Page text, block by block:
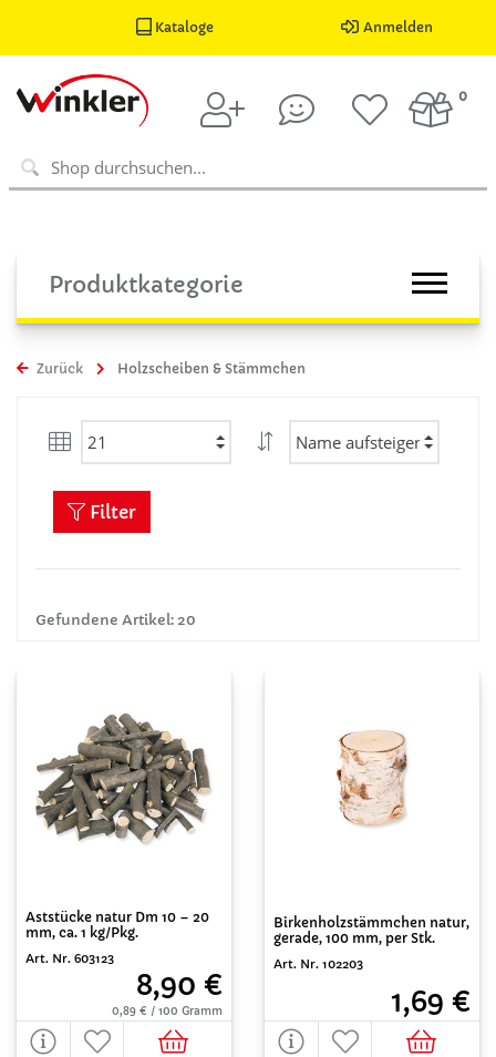
Kataloge Anmelden
0
Produktkategorie
Zurück Holzscheiben & Stämmchen
Gefundene Artikel: 20
Filter
Aststücke natur Dm 10 – 20
mm, ca. 1 kg/Pkg.
Art. Nr. 603123
8,90 €
0,89 € / 100 Gramm
Birkenholzstämmchen natur,
gerade, 100 mm, per Stk.
Art. Nr. 102203
1,69 €